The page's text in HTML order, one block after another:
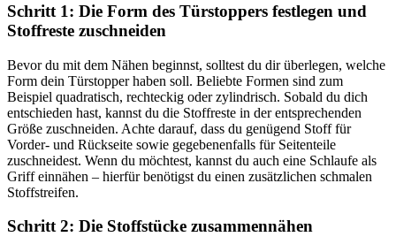
Schritt 1: Die Form des Türstoppers festlegen und
Stoffreste zuschneiden
Bevor du mit dem Nähen beginnst, solltest du dir überlegen, welche
Form dein Türstopper haben soll. Beliebte Formen sind zum
Beispiel quadratisch, rechteckig oder zylindrisch. Sobald du dich
entschieden hast, kannst du die Stoffreste in der entsprechenden
Größe zuschneiden. Achte darauf, dass du genügend Stoff für
Vorder- und Rückseite sowie gegebenenfalls für Seitenteile
zuschneidest. Wenn du möchtest, kannst du auch eine Schlaufe als
Griff einnähen – hierfür benötigst du einen zusätzlichen schmalen
Stoffstreifen.
Schritt 2: Die Stoffstücke zusammennähen